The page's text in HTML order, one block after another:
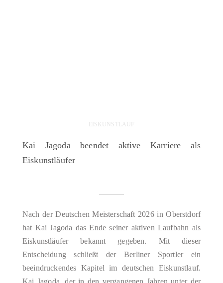
EISKUNSTLAUF
Kai Jagoda beendet aktive Karriere als
Eiskunstläufer
Nach der Deutschen Meisterschaft 2026 in Oberstdorf
hat Kai Jagoda das Ende seiner aktiven Laufbahn als
Eiskunstläufer bekannt gegeben. Mit dieser
Entscheidung schließt der Berliner Sportler ein
beeindruckendes Kapitel im deutschen Eiskunstlauf.
Kai Jagoda, der in den vergangenen Jahren unter der